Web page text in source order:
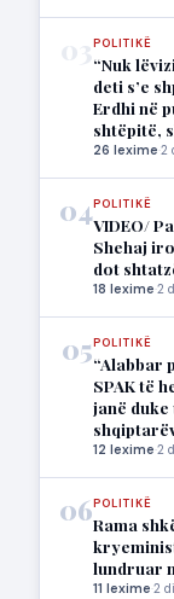
POLITIKË
“Nuk
deti s’e
Erdhi në
shtëpitë,
26 lexime·2
04POLITIKË
VIDEO/
Shehaj
dot
18 lexime·2
05POLITIKË
“Alabbar
SPAK të
janë
12 lexime·2
06POLITIKË
Rama
lundruar
11 lexime·2